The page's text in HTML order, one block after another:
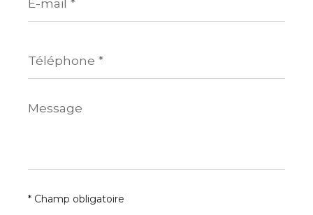
*
*
Message
*
* Champ obligatoire